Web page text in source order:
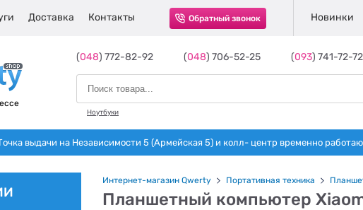
Доставка Контакты Обратный звонок Новинки
(048) 772-82-92 (048) 706-52-25 (093) 741-72-72
Ноутбуки
выдачи на Независимости 5 (Армейская 5) и колл- центр временно
Интернет-магазин Qwerty Портативная техника
Планшетный компьютер